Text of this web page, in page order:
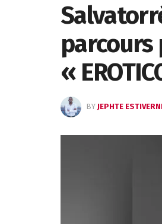
parcours
«
BY JEPHTE